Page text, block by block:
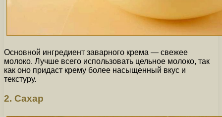
Основной ингредиент заварного крема — свежее
молоко. Лучше всего использовать цельное молоко, так
как оно придаст крему более насыщенный вкус и
текстуру.
2. Сахар